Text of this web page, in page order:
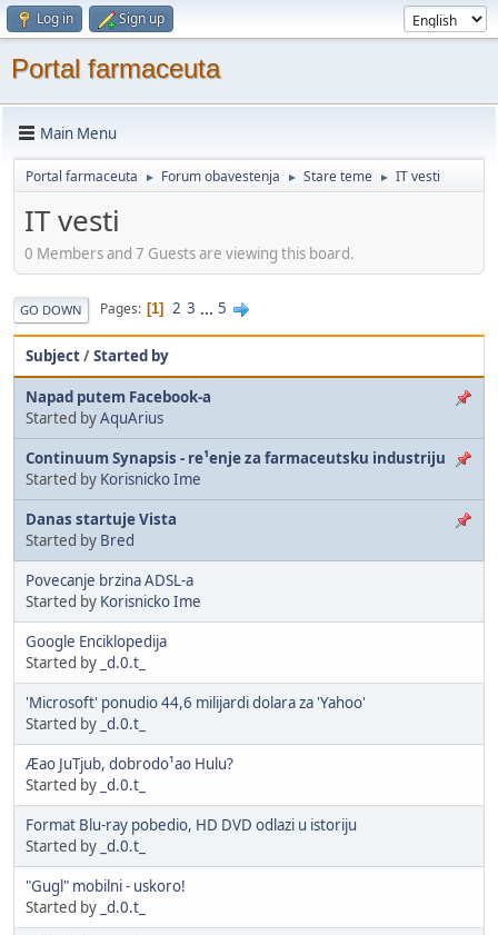
Log in Sign up
Portal farmaceuta
Main Menu
Portal farmaceuta ► Forum obavestenja ► Stare teme ► IT vesti
IT vesti
0 Members and 7 Guests are viewing this board.
GO DOWN Pages 1 2 3 ... 5
Subject/Started by
Napad putem Facebook-a
Started byAquArius
Continuum Synapsis - re¹enje za farmaceutsku industriju
Started by Korisnicko Ime
Danas startuje Vista
Started by Bred
Povecanje brzina ADSL-a
Started by Korisnicko Ime
Google Enciklopedija
Started by _d.0.t_
'Microsoft' ponudio 44,6 milijardi dolara za 'Yahoo'
Started by _d.0.t_
Æao JuTjub, dobrodo¹ao Hulu?
Started by _d.0.t_
Format Blu-ray pobedio, HD DVD odlazi u istoriju
Started by _d.0.t_
"Gugl" mobilni - uskoro!
Started by _d.0.t_